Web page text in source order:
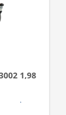
1,98